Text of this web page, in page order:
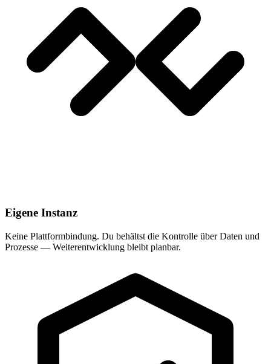
Eigene Instanz
Keine Plattform­bindung. Du behältst die Kontrolle über Daten und
Prozesse — Weiterentwicklung bleibt planbar.